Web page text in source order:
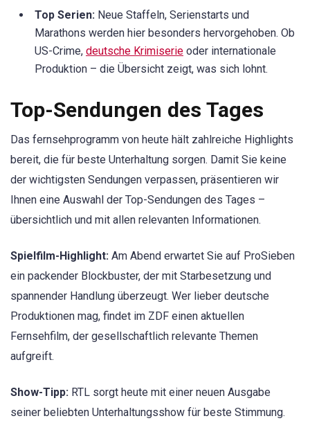
Top Serien: Neue Staffeln, Serienstarts und
Marathons werden hier besonders hervorgehoben. Ob
US-Crime, deutsche Krimiserie oder internationale
Produktion – die Übersicht zeigt, was sich lohnt.
Top-Sendungen des Tages
Das fernsehprogramm von heute hält zahlreiche Highlights
bereit, die für beste Unterhaltung sorgen. Damit Sie keine
der wichtigsten Sendungen verpassen, präsentieren wir
Ihnen eine Auswahl der Top-Sendungen des Tages –
übersichtlich und mit allen relevanten Informationen.
Spielfilm-Highlight: Am Abend erwartet Sie auf ProSieben
ein packender Blockbuster, der mit Starbesetzung und
spannender Handlung überzeugt. Wer lieber deutsche
Produktionen mag, findet im ZDF einen aktuellen
Fernsehfilm, der gesellschaftlich relevante Themen
aufgreift.
Show-Tipp: RTL sorgt heute mit einer neuen Ausgabe
seiner beliebten Unterhaltungsshow für beste Stimmung.